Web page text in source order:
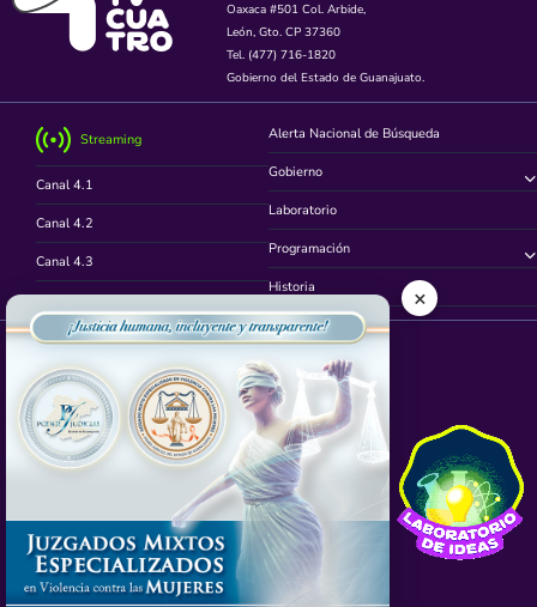
Oaxaca #501 Col. Arbide,
León, Gto. CP 37360
Tel. (477) 716-1820
Gobierno del Estado de Guanajuato.
Streaming
Canal 4.1
Canal 4.2
Canal 4.3
Canal 4.4
Alerta Nacional de Búsqueda
Gobierno
Laboratorio
Programación
Historia
Síguenos en
App TVCUATRO
×